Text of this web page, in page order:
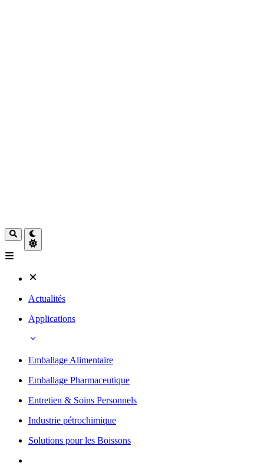
Actualités
Applications
Emballage Alimentaire
Emballage Pharmaceutique
Entretien & Soins Personnels
Industrie pétrochimique
Solutions pour les Boissons